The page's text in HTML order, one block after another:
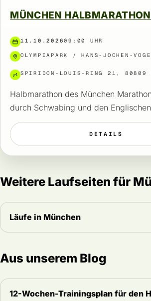
MÜNCHEN HALBMARATHON
11.10.202609:00 UHR
OLYMPIAPARK / HANS-JOCHEN-
SPIRIDON-LOUIS-RING 21, 80809
Halbmarathon des München
durch Schwabing und den
DETAILS
Weitere Laufseiten für
Läufe in München
Aus unserem Blog
12-Wochen-Trainingsplan für den